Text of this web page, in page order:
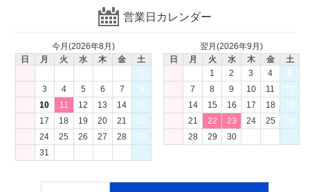
営業日カレンダー
今月(2026年8月)
日
月 火 水 木 金
土
1
3 4 5 6 7
8
10 11 12 13 14
15
17 18 19 20 21
22
24 25 26 27 28
29
31
翌月(2026年9月)
日
月 火 水 木 金
土
1
2 3 4
5
7 8 9 10 11
12
14 15 16 17 18
19
21 22 23 24 25
26
28 29 30